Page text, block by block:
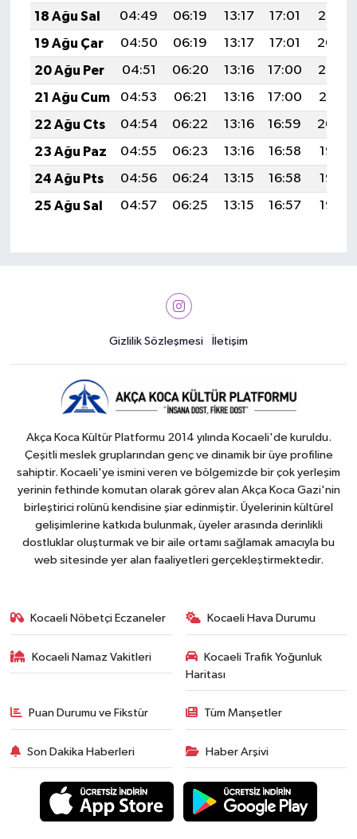
18 Ağu Sal
04:49 06:19 13:17 17:01
20:05
19 Ağu Çar
04:50 06:19 13:17 17:01
20:04
20 Ağu Per
04:51 06:20 13:16 17:00
20:02
21 Ağu Cum
04:53 06:21 13:16 17:00
20:01
22 Ağu Cts
04:54 06:22 13:16 16:59
20:00
23 Ağu Paz
04:55 06:23 13:16 16:58
19:58
24 Ağu Pts
04:56 06:24 13:15 16:58
19:57
25 Ağu Sal
04:57 06:25 13:15 16:57 19:56
Gizlilik Sözleşmesi İletişim
Akça Koca Kültür Platformu 2014 yılında Kocaeli'de kuruldu.
Çeşitli meslek gruplarından genç ve dinamik bir üye profiline
sahiptir. Kocaeli'ye ismini veren ve bölgemizde bir çok yerleşim
yerinin fethinde komutan olarak görev alan Akça Koca Gazi'nin
birleştirici rolünü kendisine şiar edinmiştir. Üyelerinin kültürel
gelişimlerine katkıda bulunmak, üyeler arasında derinlikli
dostluklar oluşturmak ve bir aile ortamı sağlamak amacıyla bu
web sitesinde yer alan faaliyetleri gerçekleştirmektedir.
Kocaeli Nöbetçi Eczaneler Kocaeli Hava Durumu
Kocaeli Namaz Vakitleri
Kocaeli Trafik Yoğunluk
Haritası
Puan Durumu ve Fikstür Tüm Manşetler
Son Dakika Haberleri Haber Arşivi